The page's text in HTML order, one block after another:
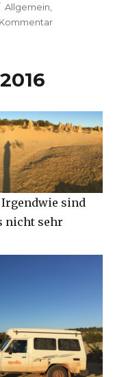
Kategorien
Allgemein,
Kommentarzu
Irgendwie sind
nicht sehr